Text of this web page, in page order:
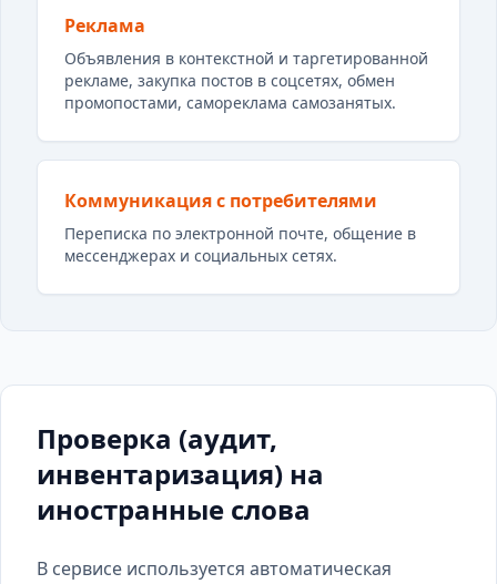
Реклама
Объявления в контекстной и таргетированной
рекламе, закупка постов в соцсетях, обмен
промопостами, самореклама самозанятых.
Коммуникация с потребителями
Переписка по электронной почте, общение в
мессенджерах и социальных сетях.
Проверка (аудит,
инвентаризация) на
иностранные слова
В сервисе используется автоматическая